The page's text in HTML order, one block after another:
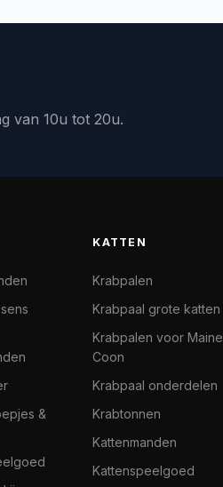
van 10u tot 20u.
&
KATTEN
Krabpalen
Krabpaal grote katten
Krabpalen voor Maine
Coon
Krabpaal onderdelen
Krabtonnen
Kattenmanden
Kattenspeelgoed